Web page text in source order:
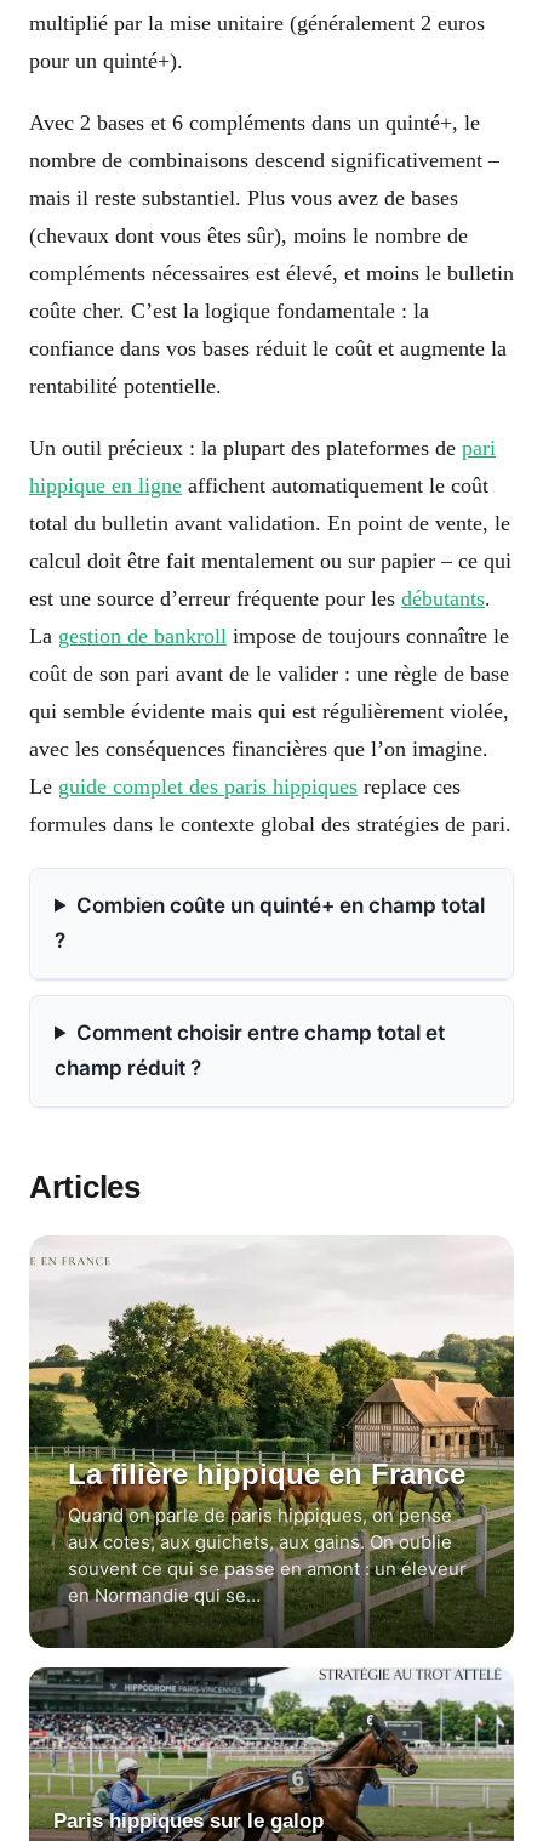
multiplié par la mise unitaire (généralement 2 euros
pour un quinté+).
Avec 2 bases et 6 compléments dans un quinté+, le
nombre de combinaisons descend significativement –
mais il reste substantiel. Plus vous avez de bases
(chevaux dont vous êtes sûr), moins le nombre de
compléments nécessaires est élevé, et moins le bulletin
coûte cher. C’est la logique fondamentale : la
confiance dans vos bases réduit le coût et augmente la
rentabilité potentielle.
Un outil précieux : la plupart des plateformes de pari
hippique en ligne affichent automatiquement le coût
total du bulletin avant validation. En point de vente, le
calcul doit être fait mentalement ou sur papier – ce qui
est une source d’erreur fréquente pour les débutants.
La gestion de bankroll impose de toujours connaître le
coût de son pari avant de le valider : une règle de base
qui semble évidente mais qui est régulièrement violée,
avec les conséquences financières que l’on imagine.
Le guide complet des paris hippiques replace ces
formules dans le contexte global des stratégies de pari.
Combien coûte un quinté+ en champ total
?
Comment choisir entre champ total et
champ réduit ?
Articles
La filière hippique en France
Quand on parle de paris hippiques, on pense
aux cotes, aux guichets, aux gains. On oublie
souvent ce qui se passe en amont : un éleveur
en Normandie qui se…
Paris hippiques sur le galop